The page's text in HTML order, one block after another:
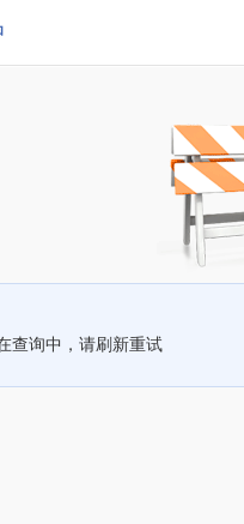
查询中，请刷新重试